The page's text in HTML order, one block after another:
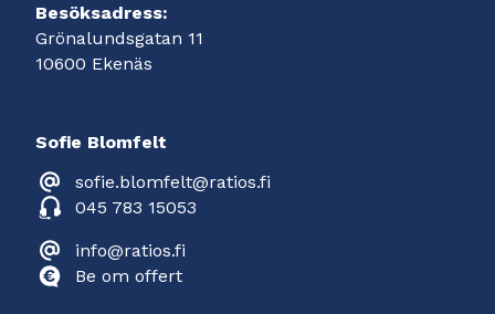
Besöksadress:
Grönalundsgatan 11
10600 Ekenäs
Sofie Blomfelt
sofie.blomfelt@ratios.fi
045 783 15053
info@ratios.fi
Be om offert